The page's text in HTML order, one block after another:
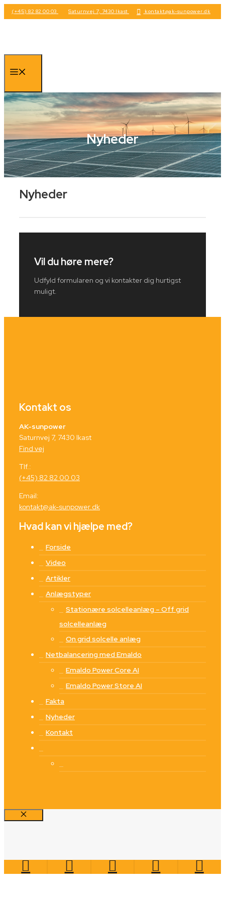
Hop
til
(+45) 82 82 00 03 Saturnvej 7, 7430 Ikast kontakt@ak-sunpower.dk
Nyheder
Nyheder
Vil du høre mere?
Udfyld formularen og vi kontakter dig hurtigst
muligt.
Kontakt os
AK-sunpower
Saturnvej 7, 7430 Ikast
Find vej
Tlf.:
(+45) 82 82 00 03
Email:
kontakt@ak-sunpower.dk
Hvad kan vi hjælpe med?
Forside
Video
Artikler
Anlægstyper
Stationære solcelleanlæg – Off grid
solcelleanlæg
On grid solcelle anlæg
Netbalancering med Emaldo
Emaldo Power Core AI
Emaldo Power Store AI
Fakta
Nyheder
Kontakt
Luk